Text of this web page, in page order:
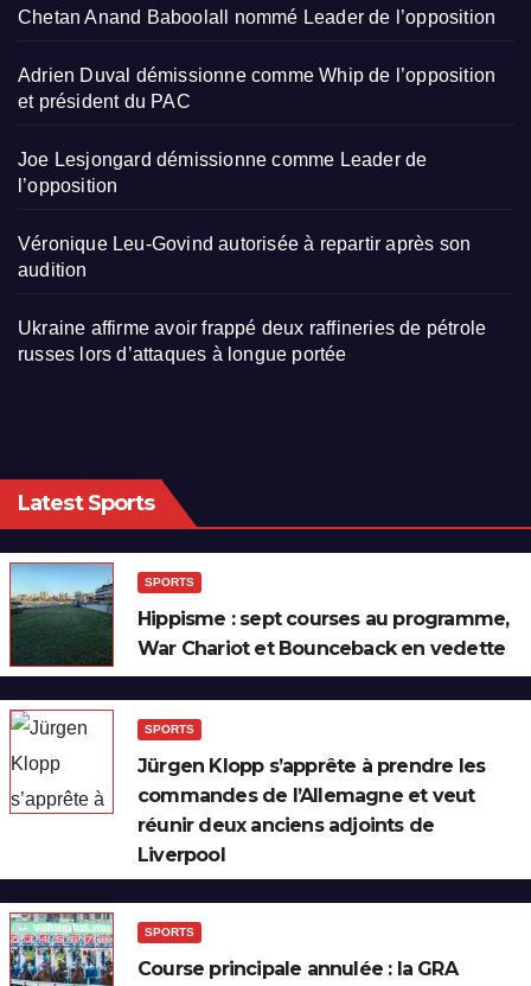
Chetan Anand Baboolall nommé Leader de l’opposition
Adrien Duval démissionne comme Whip de l’opposition
et président du PAC
Joe Lesjongard démissionne comme Leader de
l’opposition
Véronique Leu-Govind autorisée à repartir après son
audition
Ukraine affirme avoir frappé deux raffineries de pétrole
russes lors d’attaques à longue portée
Latest Sports
SPORTS
Hippisme : sept courses au programme,
War Chariot et Bounceback en vedette
SPORTS
Jürgen Klopp s’apprête à prendre les
commandes de l’Allemagne et veut
réunir deux anciens adjoints de
Liverpool
SPORTS
Course principale annulée : la GRA